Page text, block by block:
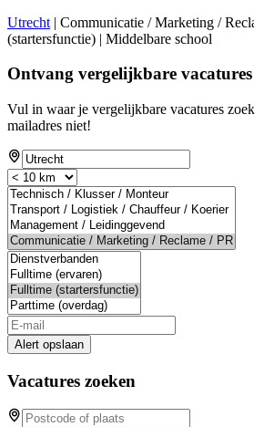
Utrecht | Communicatie / Marketing /
(startersfunctie) | Middelbare school
Ontvang vergelijkbare
Vul in waar je vergelijkbare vacatures
mailadres niet!
Alert opslaan
Vacatures zoeken